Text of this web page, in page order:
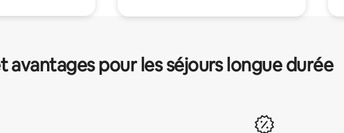
avantages pour les séjours longue durée